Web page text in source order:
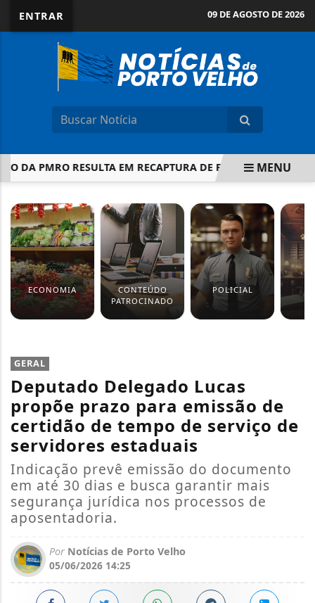
ENTRAR 09 DE AGOSTO DE 2026
PMRO RESULTA EM RECAPTURA DE FORAGIDO EMENU
ECONOMIA
CONTEÚDO
PATROCINADO
POLICIAL
GERAL
Deputado Delegado Lucas
propõe prazo para emissão de
certidão de tempo de serviço de
servidores estaduais
Indicação prevê emissão do documento
em até 30 dias e busca garantir mais
segurança jurídica nos processos de
aposentadoria.
Por Notícias de Porto Velho
05/06/2026 14:25